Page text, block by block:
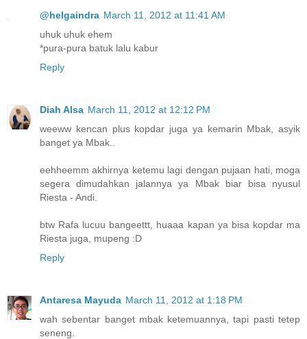
@helgaindra March 11, 2012 at 11:41 AM
uhuk uhuk ehem
*pura-pura batuk lalu kabur
Reply
Diah Alsa March 11, 2012 at 12:12 PM
weeww kencan plus kopdar juga ya kemarin Mbak, asyik
banget ya Mbak..
eehheemm akhirnya ketemu lagi dengan pujaan hati, moga
segera dimudahkan jalannya ya Mbak biar bisa nyusul
Riesta - Andi.
btw Rafa lucuu bangeettt, huaaa kapan ya bisa kopdar ma
Riesta juga, mupeng :D
Reply
Antaresa Mayuda March 11, 2012 at 1:18 PM
wah sebentar banget mbak ketemuannya, tapi pasti tetep
seneng.